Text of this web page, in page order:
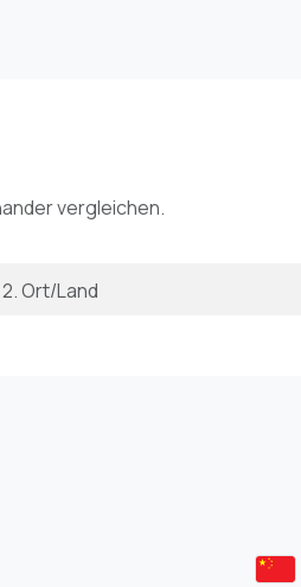
vergleichen.